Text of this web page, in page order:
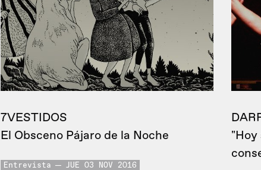
7VESTIDOS
El Obsceno Pájaro de la Noche
Entrevista JUE 03 NOV 2016